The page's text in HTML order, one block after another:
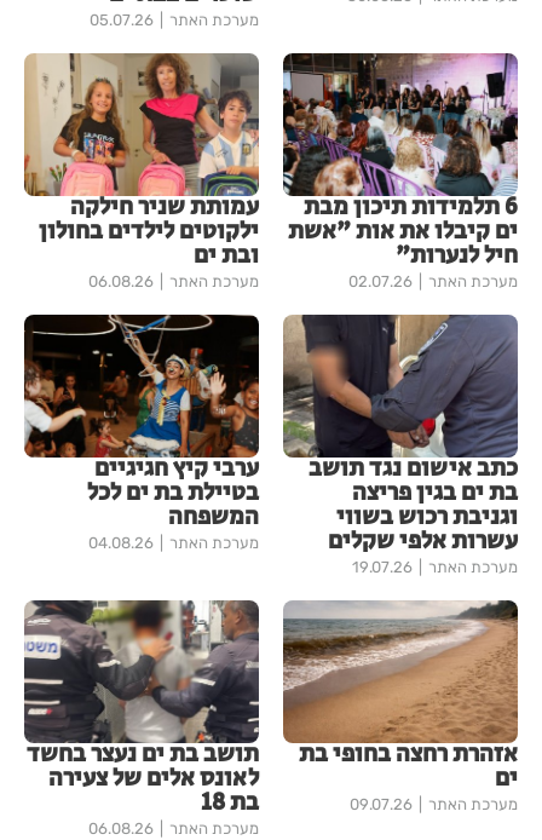
מערכת האתר 05.07.26
6 תלמידות תיכון מבת
ים קיבלו את אות "אשת
חיל לנערות"
מערכת האתר 02.07.26
עמותת שניר חילקה
ילקוטים לילדים בחולון
ובת ים
מערכת האתר 06.08.26
כתב אישום נגד תושב
בת ים בגין פריצה
וגניבת רכוש בשווי
עשרות אלפי שקלים
מערכת האתר 19.07.26
ערבי קיץ חגיגיים
בטיילת בת ים לכל
המשפחה
מערכת האתר 04.08.26
אזהרת רחצה בחופי בת
ים
מערכת האתר 09.07.26
תושב בת ים נעצר בחשד
לאונס אלים של צעירה
בת 18
מערכת האתר 06.08.26